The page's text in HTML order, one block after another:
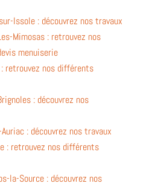
Issole : découvrez nos travaux
Mimosas : retrouvez nos
menuiserie
retrouvez nos différents
: découvrez nos
: découvrez nos travaux
: retrouvez nos différents
la-Source : découvrez nos